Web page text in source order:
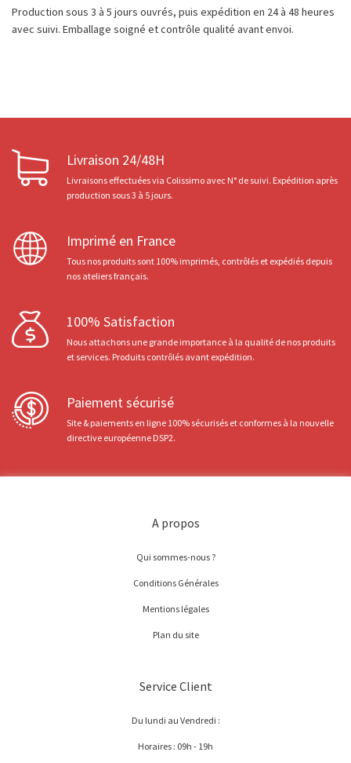
Production sous 3 à 5 jours ouvrés, puis expédition en 24 à 48 heures
avec suivi. Emballage soigné et contrôle qualité avant envoi.
Livraison 24/48H
Livraisons effectuées via Colissimo avec N° de suivi. Expédition après
production sous 3 à 5 jours.
Imprimé en France
Tous nos produits sont 100% imprimés, contrôlés et expédiés depuis
nos ateliers français.
100% Satisfaction
Nous attachons une grande importance à la qualité de nos produits
et services. Produits contrôlés avant expédition.
Paiement sécurisé
Site & paiements en ligne 100% sécurisés et conformes à la nouvelle
directive européenne DSP2.
A propos
Qui sommes-nous ?
Conditions Générales
Mentions légales
Plan du site
Service Client
Du lundi au Vendredi :
Horaires : 09h - 19h